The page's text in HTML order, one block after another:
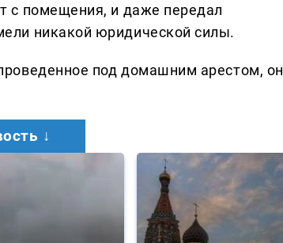
с помещения, и даже передал
никакой юридической силы.
под домашним арестом, он
↓